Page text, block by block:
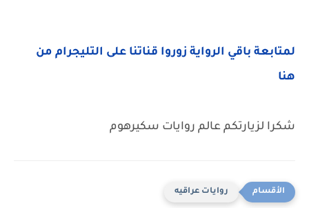
لمتابعة باقي الرواية زوروا قناتنا على التليجرام من
هنا
شكرا لزيارتكم عالم روايات سكيرهوم
روايات عراقيه